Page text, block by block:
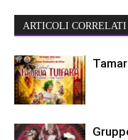
ARTICOLI CORRELATI